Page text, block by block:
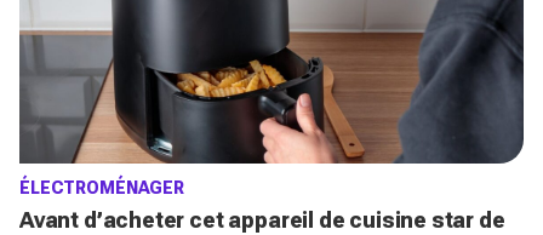
ÉLECTROMÉNAGER
Avant d’acheter cet appareil de cuisine star de